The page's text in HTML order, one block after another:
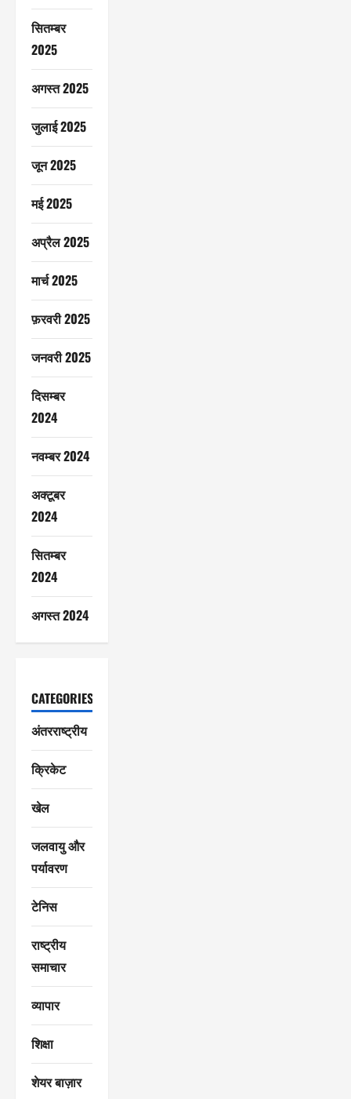
सितम्बर
2025
अगस्त 2025
जुलाई 2025
जून 2025
मई 2025
अप्रैल 2025
मार्च 2025
फ़रवरी 2025
जनवरी 2025
दिसम्बर
2024
नवम्बर 2024
अक्टूबर
2024
सितम्बर
2024
अगस्त 2024
CATEGORIES
अंतरराष्ट्रीय
क्रिकेट
खेल
जलवायु और
पर्यावरण
टेनिस
राष्ट्रीय
समाचार
व्यापार
शिक्षा
शेयर बाज़ार